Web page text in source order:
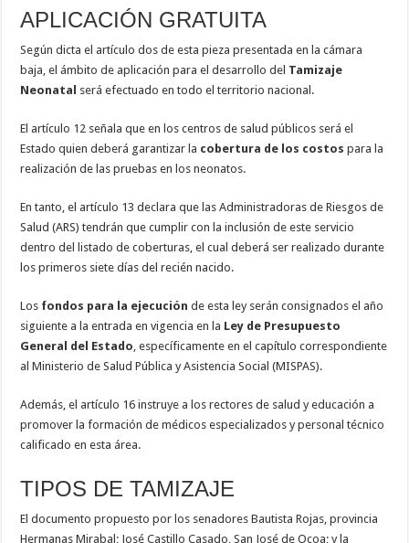
APLICACIÓN GRATUITA
Según dicta el artículo dos de esta pieza presentada en la cámara
baja, el ámbito de aplicación para el desarrollo del Tamizaje
Neonatal será efectuado en todo el territorio nacional.
El artículo 12 señala que en los centros de salud públicos será el
Estado quien deberá garantizar la cobertura de los costospara la
realización de las pruebas en los neonatos.
En tanto, el artículo 13 declara que las Administradoras de Riesgos de
Salud (ARS) tendrán que cumplir con la inclusión de este servicio
dentro del listado de coberturas, el cual deberá ser realizado durante
los primeros siete días del recién nacido.
Los fondos para la ejecución de esta ley serán consignados el año
siguiente a la entrada en vigencia en la Ley de Presupuesto
General del Estado , específicamente en el capítulo correspondiente
al Ministerio de Salud Pública y Asistencia Social (MISPAS).
Además, el artículo 16 instruye a los rectores de salud y educación a
promover la formación de médicos especializados y personal técnico
calificado en esta área.
TIPOS DE TAMIZAJE
El documento propuesto por los senadores Bautista Rojas, provincia
Hermanas Mirabal; José Castillo Casado, San José de Ocoa; y la